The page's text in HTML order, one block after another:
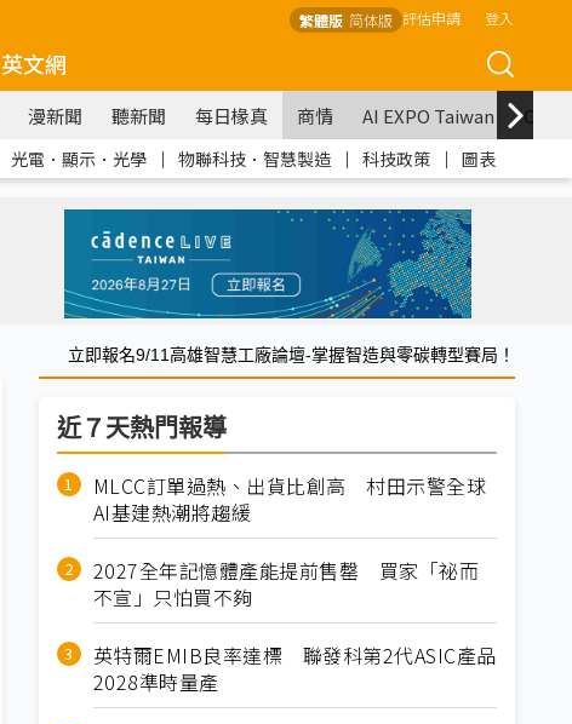
繁體版 简体版 評估申請 登入
英文網
漫新聞 聽新聞 每日椽真 商情 AI EXPO Taiwan
光電．顯示．光學 ｜ 物聯科技．智慧製造 ｜ 科技政策 ｜ 圖表
立即報名9/11高雄智慧工廠論壇-掌握智造與零碳轉型賽局！
近７天熱門報導
MLCC訂單過熱、出貨比創高 村田示警全球
AI基建熱潮將趨緩
2027全年記憶體產能提前售罄 買家「祕而
不宣」只怕買不夠
英特爾EMIB良率達標 聯發科第2代ASIC產品
2028準時量產